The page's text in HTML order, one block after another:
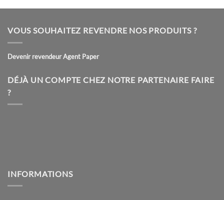
variations.
options
être
variations.
être
VOUS SOUHAITEZ REVENDRE NOS PRODUITS ?
Devenir revendeur Agent Paper
DÉJÀ UN COMPTE CHEZ NOTRE PARTENAIRE FAIRE
?
INFORMATIONS